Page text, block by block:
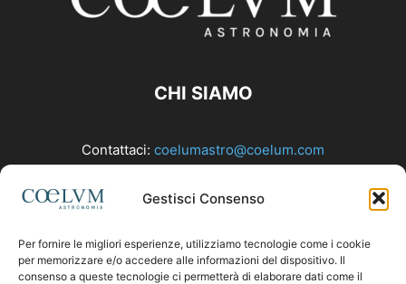
Gestisci Consenso
Per fornire le migliori esperienze, utilizziamo tecnologie come i cookie
per memorizzare e/o accedere alle informazioni del dispositivo. Il
consenso a queste tecnologie ci permetterà di elaborare dati come il
CHI SIAMO
Contattaci: coelumastro@coelum.com
SEGUICI